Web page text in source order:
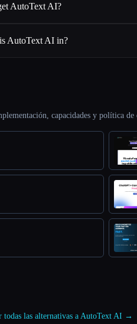
AutoText AI?
AutoText AI in?
capacidades y política de
todas las alternativas a AutoText AI →